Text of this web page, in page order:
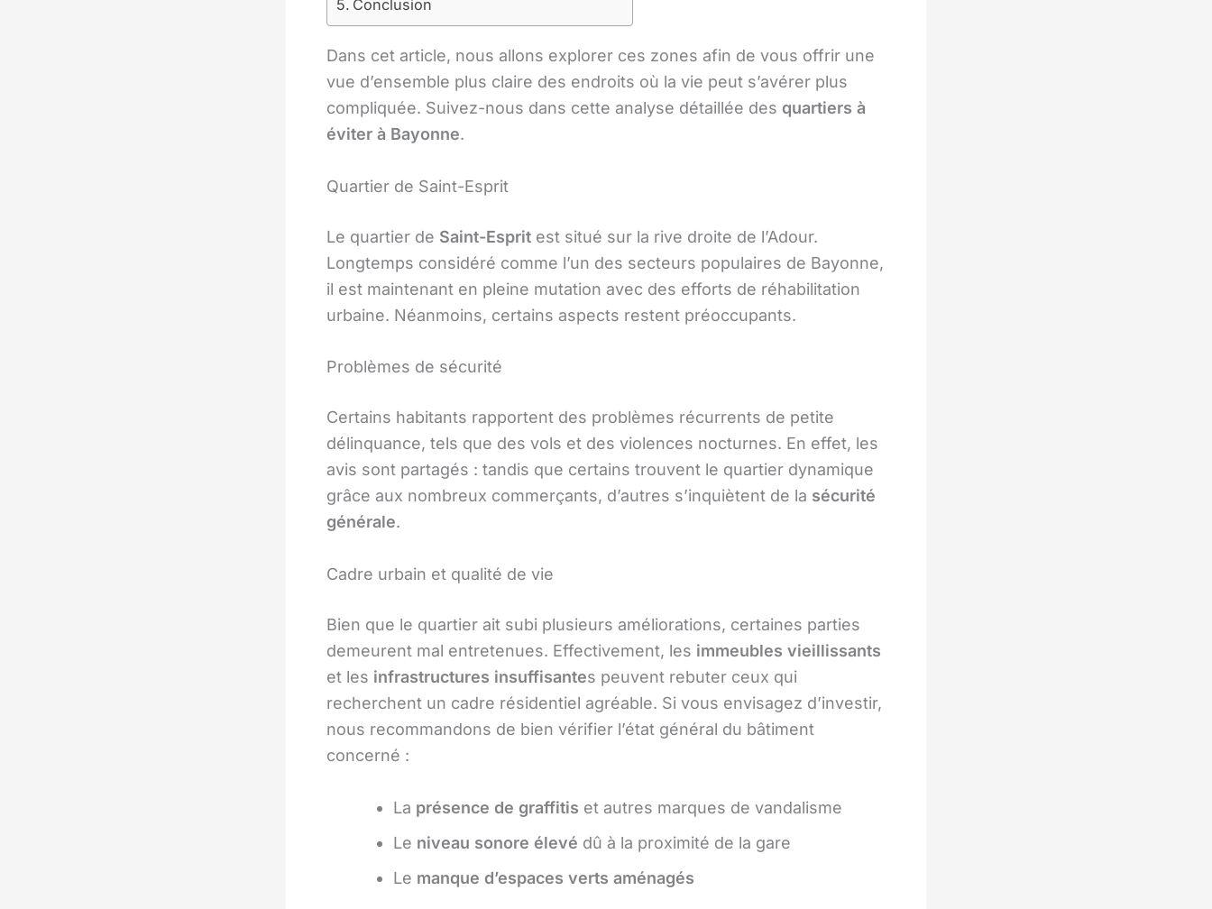
Conclusion
Dans cet article, nous allons explorer ces zones afin de vous offrir une
vue d’ensemble plus claire des endroits où la vie peut s’avérer plus
compliquée. Suivez-nous dans cette analyse détaillée des quartiers à
éviter à Bayonne.
Quartier de Saint-Esprit
Le quartier de Saint-Esprit est situé sur la rive droite de l’Adour.
Longtemps considéré comme l’un des secteurs populaires de Bayonne,
il est maintenant en pleine mutation avec des efforts de réhabilitation
urbaine. Néanmoins, certains aspects restent préoccupants.
Problèmes de sécurité
Certains habitants rapportent des problèmes récurrents de petite
délinquance, tels que des vols et des violences nocturnes. En effet, les
avis sont partagés : tandis que certains trouvent le quartier dynamique
grâce aux nombreux commerçants, d’autres s’inquiètent de la sécurité
générale.
Cadre urbain et qualité de vie
Bien que le quartier ait subi plusieurs améliorations, certaines parties
demeurent mal entretenues. Effectivement, les immeubles vieillissants
et les infrastructures insuffisantes peuvent rebuter ceux qui
recherchent un cadre résidentiel agréable. Si vous envisagez d’investir,
nous recommandons de bien vérifier l’état général du bâtiment
concerné :
La présence de graffitis et autres marques de vandalisme
Le niveau sonore élevé dû à la proximité de la gare
Le manque d’espaces verts aménagés